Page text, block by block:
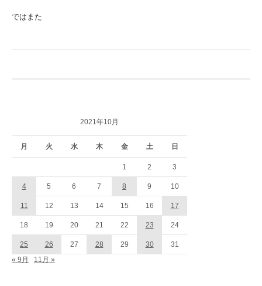
ではまた
2021年10月
月 火 水 木 金 土 日
1 2 3
4 5 6 7 8 9 10
11 12 13 14 15 16 17
18 19 20 21 22 23 24
25 26 27 28 29 30 31
« 9月 11月 »